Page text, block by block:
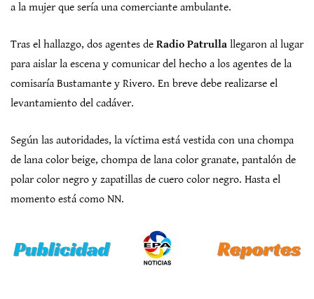
a la mujer que sería una comerciante ambulante.
Tras el hallazgo, dos agentes de Radio Patrulla llegaron al lugar
para aislar la escena y comunicar del hecho a los agentes de la
comisaría Bustamante y Rivero. En breve debe realizarse el
levantamiento del cadáver.
Según las autoridades, la víctima está vestida con una chompa
de lana color beige, chompa de lana color granate, pantalón de
polar color negro y zapatillas de cuero color negro. Hasta el
momento está como NN.